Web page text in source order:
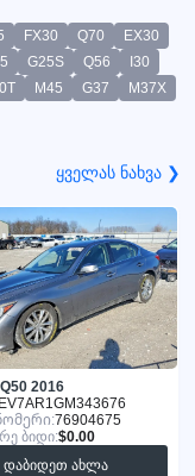
FX30 Q70
EX30
G25S Q56
I30
M45 G37
M37X
ყველას ნახვა ❯
Q50 2016
76904675
ბიდი:$0.00
დაბიდეთ ახლა